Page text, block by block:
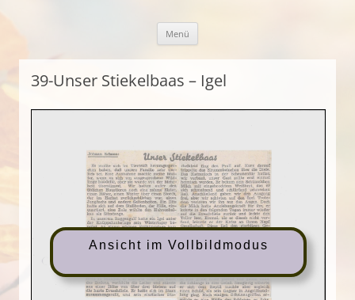
Menü
39-Unser Stiekelbaas – Igel
Ansicht im Vollbildmodus